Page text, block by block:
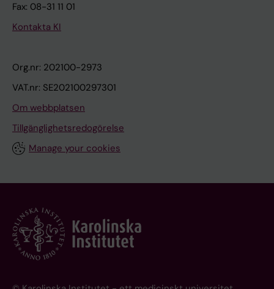
Fax: 08-31 11 01
Kontakta KI
Org.nr: 202100-2973
VAT.nr: SE202100297301
Om webbplatsen
Tillgänglighetsredogörelse
Manage your cookies